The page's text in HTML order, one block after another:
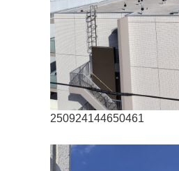
250924144650461